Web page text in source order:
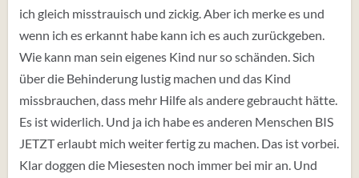
ich gleich misstrauisch und zickig. Aber ich merke es und
wenn ich es erkannt habe kann ich es auch zurückgeben.
Wie kann man sein eigenes Kind nur so schänden. Sich
über die Behinderung lustig machen und das Kind
missbrauchen, dass mehr Hilfe als andere gebraucht hätte.
Es ist widerlich. Und ja ich habe es anderen Menschen BIS
JETZT erlaubt mich weiter fertig zu machen. Das ist vorbei.
Klar doggen die Miesesten noch immer bei mir an. Und